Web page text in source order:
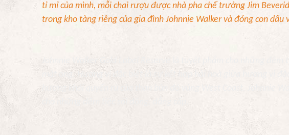
tỉ mỉ của mình, mỗi chai rượu được nhà pha chế trưởng Jim
trong kho tàng riêng của gia đình Johnnie Walker và đóng con
Johnnie Walker Gold Label Reserve là tuyệt phẩm cho những
mật ong. Hương vị đặc biệt là sự kết hợp hài hoà giữa hương vị
hương khói quyến rũ của than bùn đỏ vùng West Coast. Johnnie